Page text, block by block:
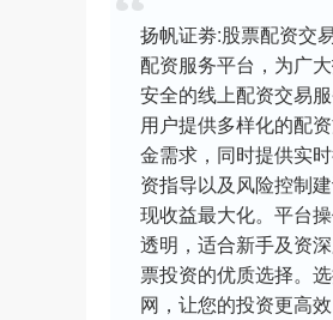
扬帆证劵:股票配资交
配资服务平台，为广大
安全的线上配资交易
用户提供多样化的配
金需求，同时提供实
资指导以及风险控制
现收益最大化。平台
透明，适合新手及资
票投资的优质选择。
网，让您的投资更高